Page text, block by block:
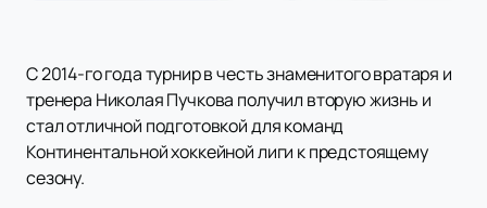
С 2014-го года турнир в честь знаменитого вратаря и
тренера Николая Пучкова получил вторую жизнь и
стал отличной подготовкой для команд
Континентальной хоккейной лиги к предстоящему
сезону.